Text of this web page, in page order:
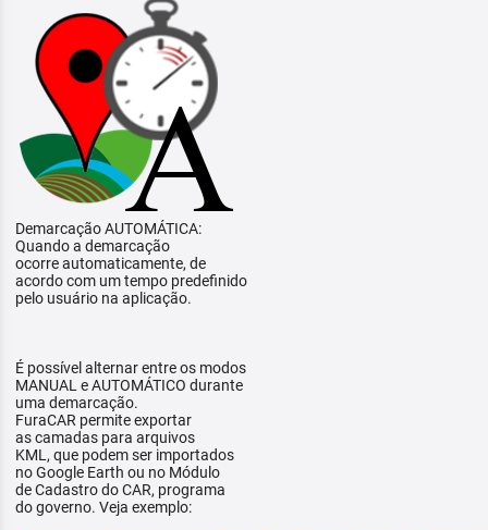
Demarcação AUTOMÁTICA:
Quando a demarcação
ocorre automaticamente, de
acordo com um tempo predefinido
pelo usuário na aplicação.
É possível alternar entre os modos
MANUAL e AUTOMÁTICO durante
uma demarcação.
FuraCAR permite exportar
as camadas para arquivos
KML, que podem ser importados
no Google Earth ou no Módulo
de Cadastro do CAR, programa
do governo. Veja exemplo: